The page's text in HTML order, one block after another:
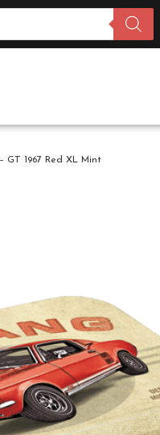
GT 1967 Red XL Mint